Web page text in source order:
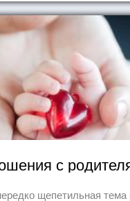
с
щепетильная тема